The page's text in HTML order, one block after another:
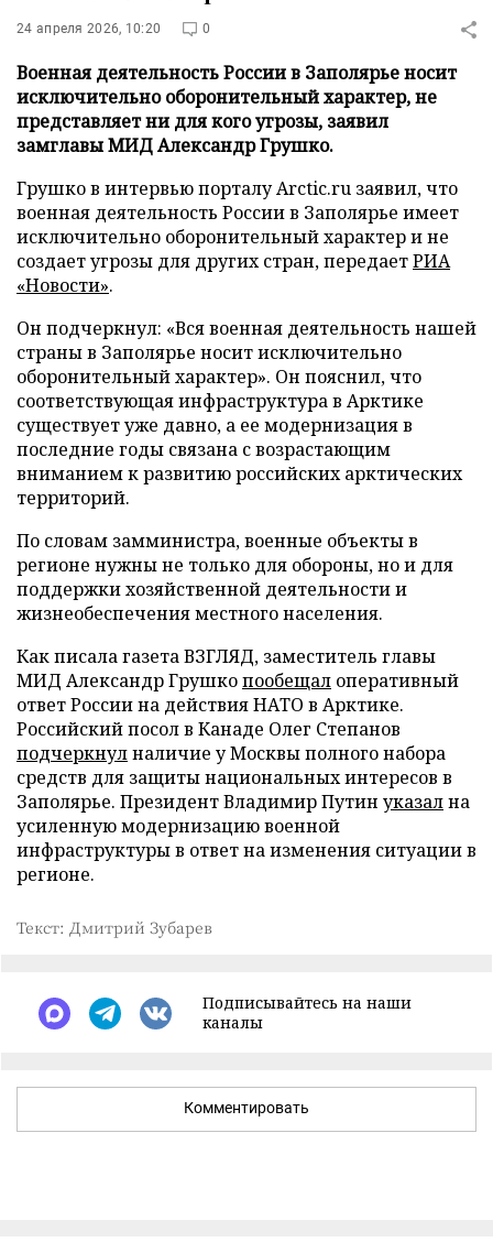
24 апреля 2026, 10:20 0
Военная деятельность России в Заполярье носит
исключительно оборонительный характер, не
представляет ни для кого угрозы, заявил
замглавы МИД Александр Грушко.
Грушко в интервью порталу Arctic.ru заявил, что
военная деятельность России в Заполярье имеет
исключительно оборонительный характер и не
создает угрозы для других стран, передаетРИА
«Новости».
Он подчеркнул: «Вся военная деятельность нашей
страны в Заполярье носит исключительно
оборонительный характер». Он пояснил, что
соответствующая инфраструктура в Арктике
существует уже давно, а ее модернизация в
последние годы связана с возрастающим
вниманием к развитию российских арктических
территорий.
По словам замминистра, военные объекты в
регионе нужны не только для обороны, но и для
поддержки хозяйственной деятельности и
жизнеобеспечения местного населения.
Как писала газета ВЗГЛЯД, заместитель главы
МИД Александр Грушкопообещал оперативный
ответ России на действия НАТО в Арктике.
Российский посол в Канаде Олег Степанов
подчеркнулналичие у Москвы полного набора
средств для защиты национальных интересов в
Заполярье. Президент Владимир Путин указална
усиленную модернизацию военной
инфраструктуры в ответ на изменения ситуации в
регионе.
Текст: Дмитрий Зубарев
Подписывайтесь на наши
каналы
Комментировать